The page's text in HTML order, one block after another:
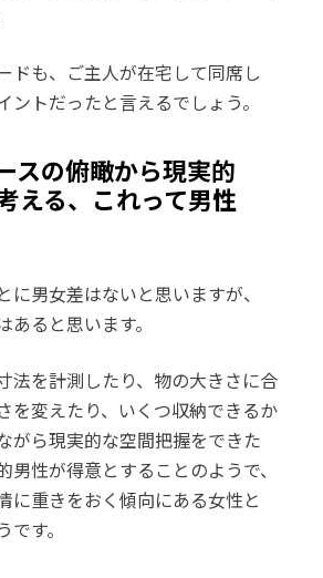
ドも、ご主人が在宅して同席し
ントだったと言えるでしょう。
スの俯瞰から現実的
える、これって男性
に男女差はないと思いますが、
あると思います。
法を計測したり、物の大きさに合
を変えたり、いくつ収納できるか
ら現実的な空間把握をできた
男性が得意とすることのようで、
に重きをおく傾向にある女性と
す。